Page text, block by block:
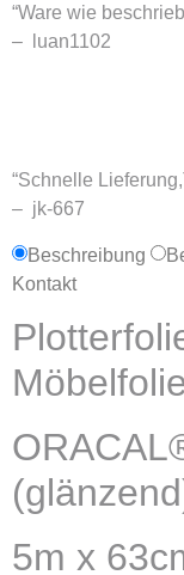
“Ware wie
– luan1102
“Schnelle
– jk-667
Beschreibung
Kontakt
5m x